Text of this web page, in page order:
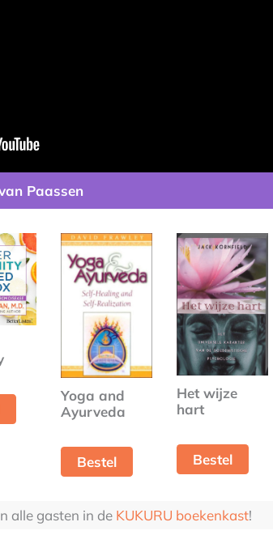
Paassen
Yoga and
Ayurveda
Bestel
Het wijze
hart
Bestel
alle gasten in de KUKURU boekenkast!